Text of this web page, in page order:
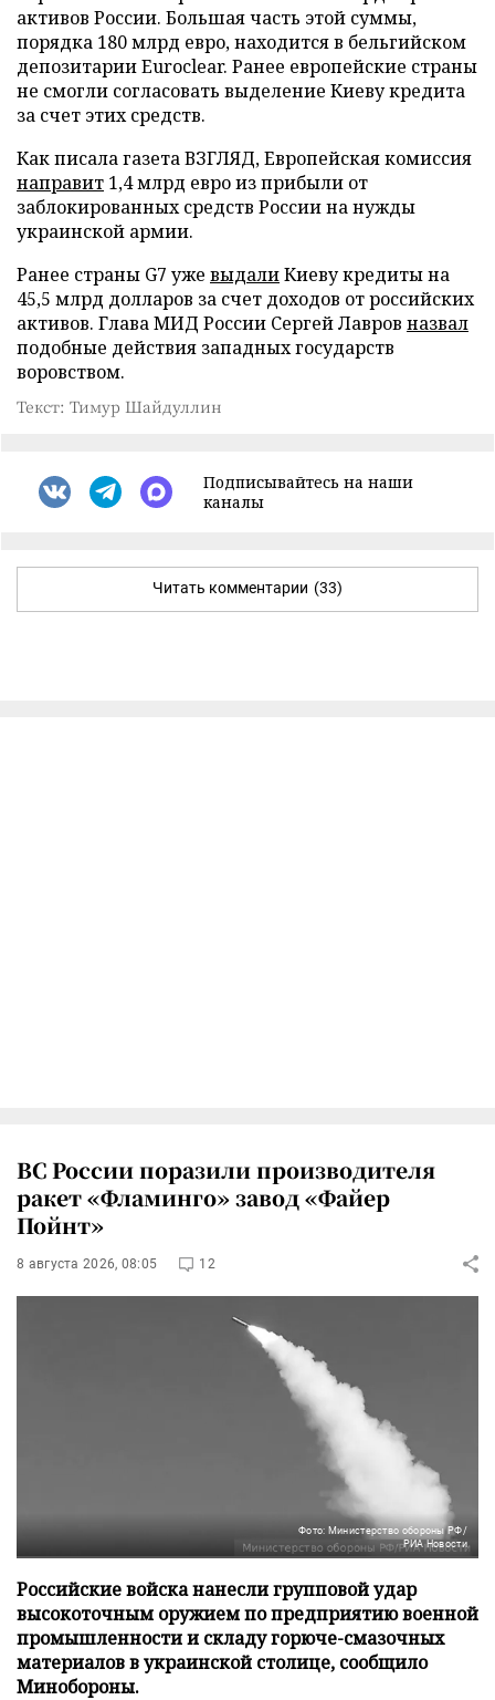
активов России. Большая часть этой суммы,
порядка 180 млрд евро, находится в бельгийском
депозитарии Euroclear. Ранее европейские страны
не смогли согласовать выделение Киеву кредита
за счет этих средств.
Как писала газета ВЗГЛЯД, Европейская комиссия
направит 1,4 млрд евро из прибыли от
заблокированных средств России на нужды
украинской армии.
Ранее страны G7 уже выдалиКиеву кредиты на
45,5 млрд долларов за счет доходов от российских
активов. Глава МИД России Сергей Лавров назвал
подобные действия западных государств
воровством.
Текст: Тимур Шайдуллин
Подписывайтесь на наши
каналы
Читать комментарии (33)
ВС России поразили производителя
ракет «Фламинго» завод «Файер
Пойнт»
8 августа 2026, 08:05 12
Фото: Министерство обороны РФ/
РИА Новости
Российские войска нанесли групповой удар
высокоточным оружием по предприятию военной
промышленности и складу горюче-смазочных
материалов в украинской столице, сообщило
Минобороны.